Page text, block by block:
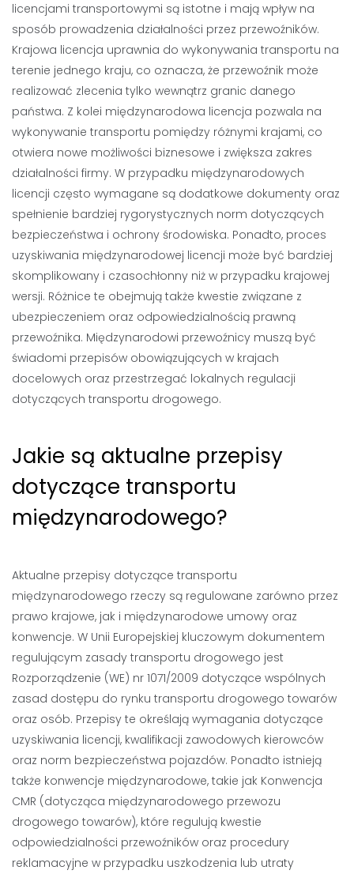
licencjami transportowymi są istotne i mają wpływ na
sposób prowadzenia działalności przez przewoźników.
Krajowa licencja uprawnia do wykonywania transportu na
terenie jednego kraju, co oznacza, że przewoźnik może
realizować zlecenia tylko wewnątrz granic danego
państwa. Z kolei międzynarodowa licencja pozwala na
wykonywanie transportu pomiędzy różnymi krajami, co
otwiera nowe możliwości biznesowe i zwiększa zakres
działalności firmy. W przypadku międzynarodowych
licencji często wymagane są dodatkowe dokumenty oraz
spełnienie bardziej rygorystycznych norm dotyczących
bezpieczeństwa i ochrony środowiska. Ponadto, proces
uzyskiwania międzynarodowej licencji może być bardziej
skomplikowany i czasochłonny niż w przypadku krajowej
wersji. Różnice te obejmują także kwestie związane z
ubezpieczeniem oraz odpowiedzialnością prawną
przewoźnika. Międzynarodowi przewoźnicy muszą być
świadomi przepisów obowiązujących w krajach
docelowych oraz przestrzegać lokalnych regulacji
dotyczących transportu drogowego.
Jakie są aktualne przepisy
dotyczące transportu
międzynarodowego?
Aktualne przepisy dotyczące transportu
międzynarodowego rzeczy są regulowane zarówno przez
prawo krajowe, jak i międzynarodowe umowy oraz
konwencje. W Unii Europejskiej kluczowym dokumentem
regulującym zasady transportu drogowego jest
Rozporządzenie (WE) nr 1071/2009 dotyczące wspólnych
zasad dostępu do rynku transportu drogowego towarów
oraz osób. Przepisy te określają wymagania dotyczące
uzyskiwania licencji, kwalifikacji zawodowych kierowców
oraz norm bezpieczeństwa pojazdów. Ponadto istnieją
także konwencje międzynarodowe, takie jak Konwencja
CMR (dotycząca międzynarodowego przewozu
drogowego towarów), które regulują kwestie
odpowiedzialności przewoźników oraz procedury
reklamacyjne w przypadku uszkodzenia lub utraty